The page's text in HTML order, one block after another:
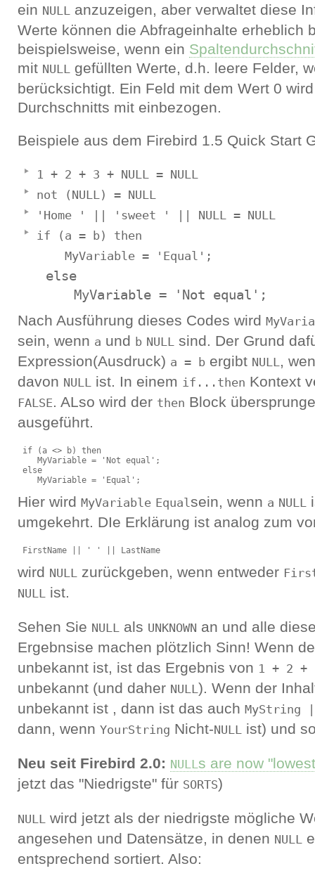
ein NULL
anzuzeigen, aber verwaltet diese
Werte können die Abfrageinhalte erheblich
beispielsweise, wenn ein
mit NULL
gefüllten Werte, d.h. leere Felder,
berücksichtigt. Ein Feld mit dem Wert 0
Durchschnitts mit einbezogen.
Beispiele aus dem Firebird 1.5 Quick Start
1 + 2 + 3 + NULL = NULL
not (NULL) = NULL
'Home ' || 'sweet ' || NULL = NULL
if (a = b) then
MyVariable = 'Equal';
else
MyVariable = 'Not equal';
Nach Ausführung dieses Codes wird
sein, wenn a und b NULL sind. Der Grund
Expression(Ausdruck) a = bergibt NULL ,
davon NULL ist. In einem if...then Kontext
FALSE. ALso wird der then Block
ausgeführt.
if (a <> b) then
    MyVariable = 'Not equal';
else
Hier wird MyVariable Equal sein, wenn a NULL
umgekehrt. DIe Erklärung ist analog zum
FirstName || ' ' || LastName
wird NULL zurückgeben, wenn entweder
NULL
ist.
Sehen Sie NULL als UNKNOWN an und alle
Ergebnsise machen plötzlich Sinn! Wenn
unbekannt ist, ist das Ergebnis von 1 + 2 +
unbekannt (und daher NULL ). Wenn der
unbekannt ist , dann ist das auch MyString
dann, wenn YourString Nicht-NULL ist) und
Neu seit Firebird 2.0: NULL s are now
jetzt das "Niedrigste" für SORTS)
NULL wird jetzt als der niedrigste mögliche
angesehen und Datensätze, in denen NULL
entsprechend sortiert. Also: